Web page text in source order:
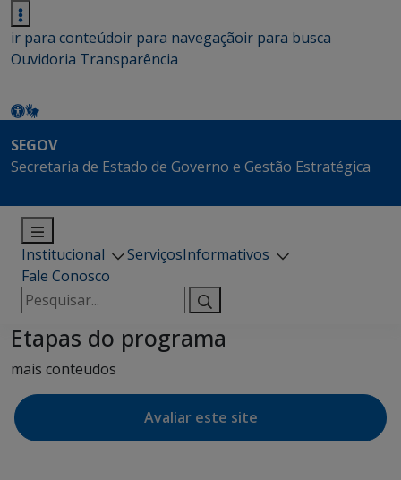
ir para conteúdoir para navegaçãoir para busca
Ouvidoria Transparência
SEGOV
Secretaria de Estado de Governo e Gestão Estratégica
Institucional ServiçosInformativos
Fale Conosco
Pesquisar
por:
Etapas do programa
mais conteudos
Avaliar este site